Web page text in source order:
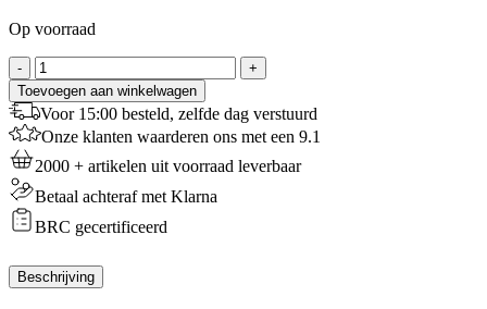
Op voorraad
-
Sprinkles
Eenhoorn/Unicorn
-
100
g
aantal
+
Toevoegen aan winkelwagen
Voor 15:00 besteld, zelfde dag verstuurd
Onze klanten waarderen ons met een 9.1
2000 + artikelen uit voorraad leverbaar
Betaal achteraf met Klarna
BRC gecertificeerd
Beschrijving